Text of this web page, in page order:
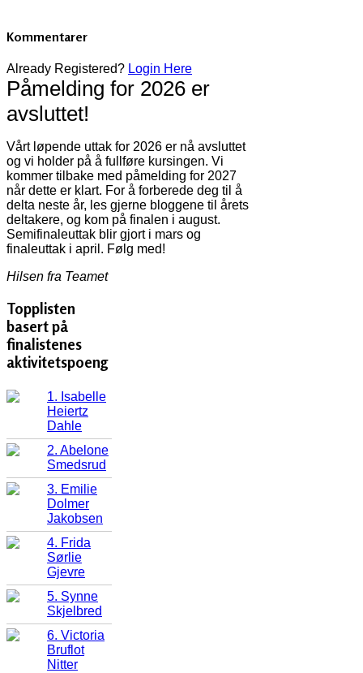
Kommentarer
Already Registered? Login Here
Påmelding for 2026 er
avsluttet!
Vårt løpende uttak for 2026 er nå avsluttet
og vi holder på å fullføre kursingen. Vi
kommer tilbake med påmelding for 2027
når dette er klart. For å forberede deg til å
delta neste år, les gjerne bloggene til årets
deltakere, og kom på finalen i august.
Semifinaleuttak blir gjort i mars og
finaleuttak i april. Følg med!
Hilsen fra Teamet
Topplisten
basert på
finalistenes
aktivitetspoeng
1. Isabelle
Heiertz
Dahle
2. Abelone
Smedsrud
3. Emilie
Dolmer
Jakobsen
4. Frida
Sørlie
Gjevre
5. Synne
Skjelbred
6. Victoria
Bruflot
Nitter